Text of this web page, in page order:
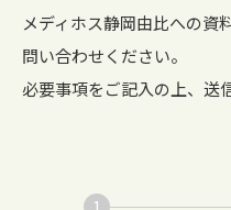
メディホス静岡由比への資
問い合わせください。
必要事項をご記入の上、送